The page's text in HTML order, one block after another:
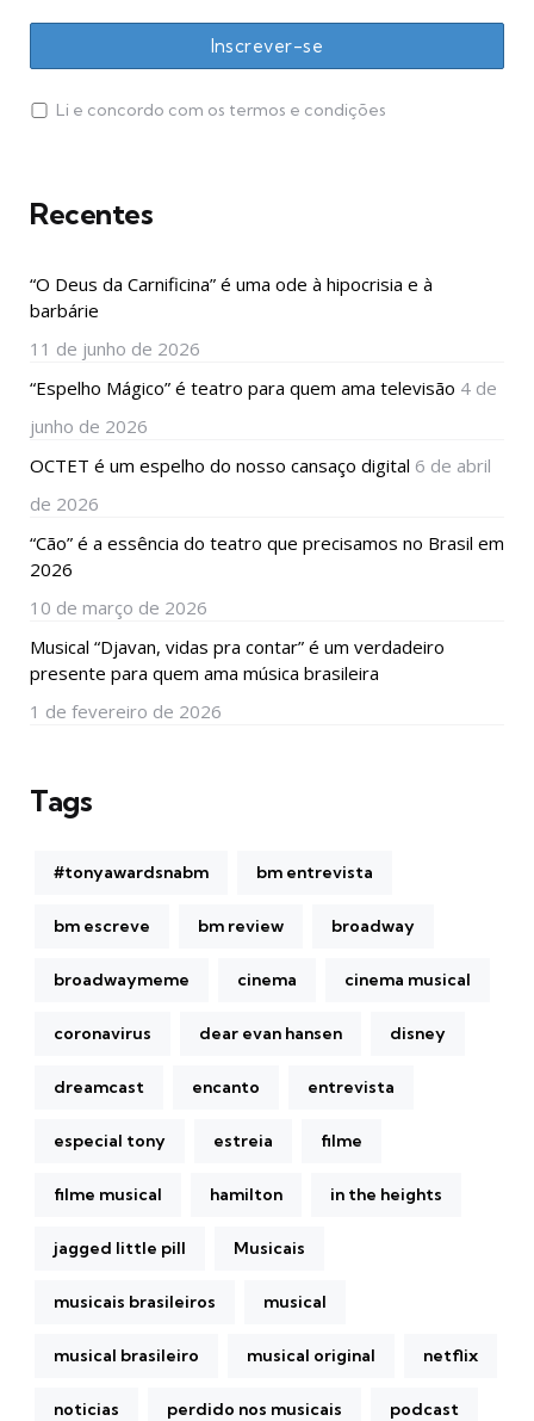
Li e concordo com os termos e condições
Recentes
“O Deus da Carnificina” é uma ode à hipocrisia e à
barbárie
11 de junho de 2026
“Espelho Mágico” é teatro para quem ama televisão 4 de
junho de 2026
OCTET é um espelho do nosso cansaço digital 6 de abril
de 2026
“Cão” é a essência do teatro que precisamos no Brasil em
2026
10 de março de 2026
Musical “Djavan, vidas pra contar” é um verdadeiro
presente para quem ama música brasileira
1 de fevereiro de 2026
Tags
#tonyawardsnabm bm entrevista
bm escreve bm review broadway
broadwaymeme cinema cinema musical
coronavirus dear evan hansen disney
dreamcast encanto entrevista
especial tony estreia filme
filme musical hamilton in the heights
jagged little pill Musicais
musicais brasileiros musical
musical brasileiro musical original netflix
noticias perdido nos musicais podcast